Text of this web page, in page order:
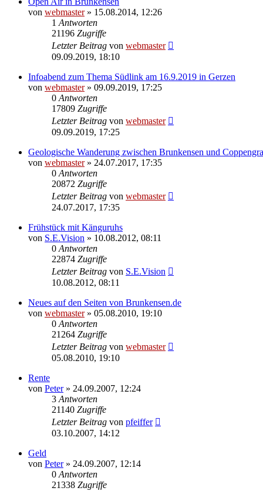
von webmaster» 15.08.2014, 12:26
1 Antworten
21196 Zugriffe
Letzter Beitrag von webmaster
09.09.2019, 18:10
Infoabend zum Thema Südlink am 16.9.2019 in Gerzen
von webmaster» 09.09.2019, 17:25
0 Antworten
17809 Zugriffe
Letzter Beitrag von webmaster
09.09.2019, 17:25
Geologische Wanderung zwischen Brunkensen und
von webmaster» 24.07.2017, 17:35
0 Antworten
20872 Zugriffe
Letzter Beitrag von webmaster
24.07.2017, 17:35
Frühstück mit Känguruhs
von S.E.Vision » 10.08.2012, 08:11
0 Antworten
22874 Zugriffe
Letzter Beitrag von S.E.Vision
10.08.2012, 08:11
Neues auf den Seiten von Brunkensen.de
von webmaster» 05.08.2010, 19:10
0 Antworten
21264 Zugriffe
Letzter Beitrag von webmaster
05.08.2010, 19:10
Rente
von Peter» 24.09.2007, 12:24
3 Antworten
21140 Zugriffe
Letzter Beitrag von pfeiffer
03.10.2007, 14:12
Geld
von Peter» 24.09.2007, 12:14
0 Antworten
21338 Zugriffe